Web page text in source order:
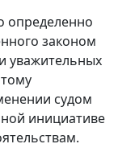
определенно
законом
уважительных
судом
инициативе